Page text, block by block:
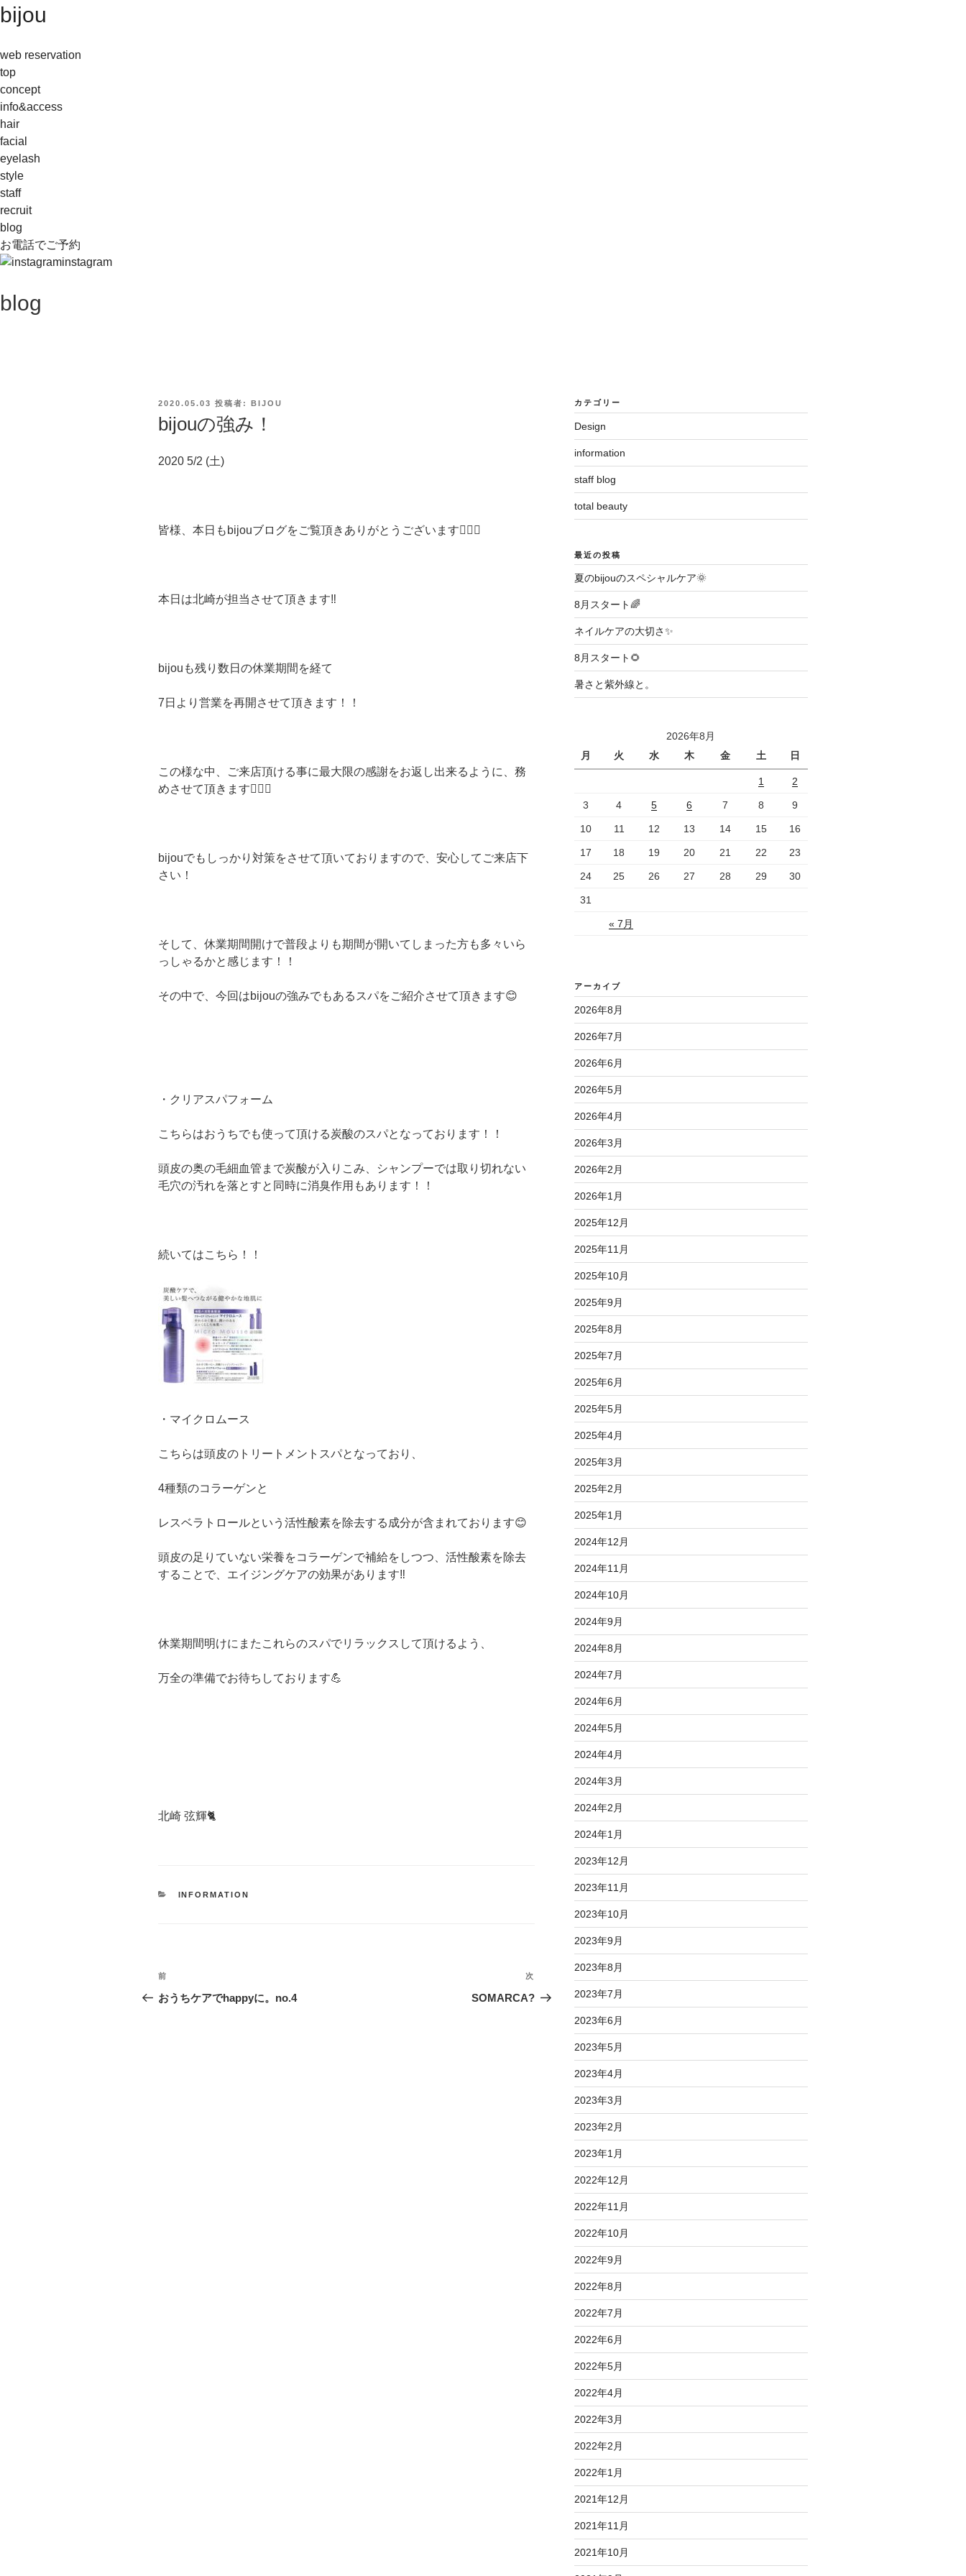
bijou
web reservation
top
concept
info&access
hair
facial
eyelash
style
staff
recruit
blog
お電話でご予約
instagram
blog
投
日:
2020.05.03 投稿者: BIJOU
bijouの強み！
2020 5/2 (土)
皆様、本日もbijouブログをご覧頂きありがとうございます🙇🏻‍♂️
本日は北崎が担当させて頂きます‼️
bijouも残り数日の休業期間を経て
7日より営業を再開させて頂きます！！
この様な中、ご来店頂ける事に最大限の感謝をお返し出来るように、務
めさせて頂きます🙇🏻‍♂️
bijouでもしっかり対策をさせて頂いておりますので、安心してご来店下
さい！
そして、休業期間開けで普段よりも期間が開いてしまった方も多々いら
っしゃるかと感じます！！
その中で、今回はbijouの強みでもあるスパをご紹介させて頂きます😊
・クリアスパフォーム
こちらはおうちでも使って頂ける炭酸のスパとなっております！！
頭皮の奥の毛細血管まで炭酸が入りこみ、シャンプーでは取り切れない
毛穴の汚れを落とすと同時に消臭作用もあります！！
続いてはこちら！！
・マイクロムース
こちらは頭皮のトリートメントスパとなっており、
4種類のコラーゲンと
レスベラトロールという活性酸素を除去する成分が含まれております😊
頭皮の足りていない栄養をコラーゲンで補給をしつつ、活性酸素を除去
することで、エイジングケアの効果があります‼️
休業期間明けにまたこれらのスパでリラックスして頂けるよう、
万全の準備でお待ちしております💪
北崎 弦輝🐈
カ
INFORMATION
投
稿
過
去
前
おうちケアでhappyに。no.4
の
次
SOMARCA?
カテゴリー
Design
information
staff blog
total beauty
最近の投稿
夏のbijouのスペシャルケア🌞
8月スタート🌈
ネイルケアの大切さ✨
8月スタート🌻
暑さと紫外線と。
2026年8月
月
火 水 木 金 土 日
« 7月
1 2
3 4 5 6 7 8 9
10 11 12 13 14 15 16
17 18 19 20 21 22 23
24 25 26 27 28 29 30
31
アーカイブ
2026年8月
2026年7月
2026年6月
2026年5月
2026年4月
2026年3月
2026年2月
2026年1月
2025年12月
2025年11月
2025年10月
2025年9月
2025年8月
2025年7月
2025年6月
2025年5月
2025年4月
2025年3月
2025年2月
2025年1月
2024年12月
2024年11月
2024年10月
2024年9月
2024年8月
2024年7月
2024年6月
2024年5月
2024年4月
2024年3月
2024年2月
2024年1月
2023年12月
2023年11月
2023年10月
2023年9月
2023年8月
2023年7月
2023年6月
2023年5月
2023年4月
2023年3月
2023年2月
2023年1月
2022年12月
2022年11月
2022年10月
2022年9月
2022年8月
2022年7月
2022年6月
2022年5月
2022年4月
2022年3月
2022年2月
2022年1月
2021年12月
2021年11月
2021年10月